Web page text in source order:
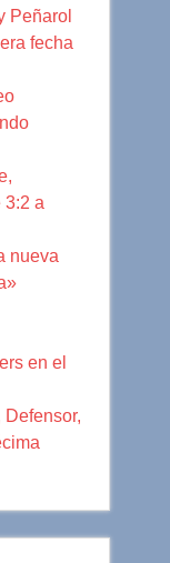
Peñarol
fecha
3:2 a
nueva
en el